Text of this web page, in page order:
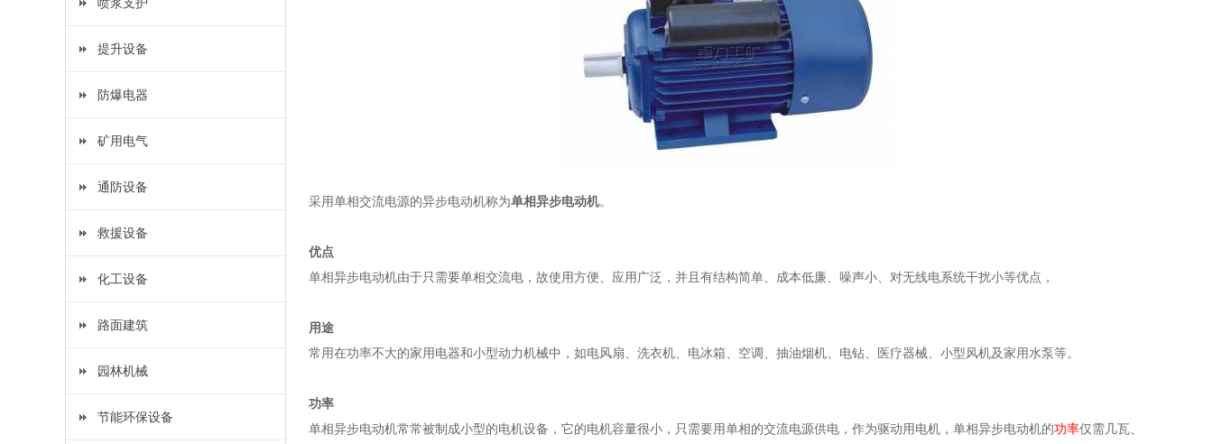
提升设备
防爆电器
矿用电气
通防设备
救援设备
化工设备
路面建筑
园林机械
节能环保设备
采用单相交流电源的异步电动机称为单相异步电动机。
优点
单相异步电动机由于只需要单相交流电，故使用方便、应用广泛，并且有结构简单、成本低廉、噪声小、对无线电系统干扰小等优点，
用途
常用在功率不大的家用电器和小型动力机械中，如电风扇、洗衣机、电冰箱、空调、抽油烟机、电钻、医疗器械、小型风机及家用水泵等。
功率
单相异步电动机常常被制成小型的电机设备，它的电机容量很小，只需要用单相的交流电源供电，作为驱动用电机，单相异步电动机的功率仅需几瓦、